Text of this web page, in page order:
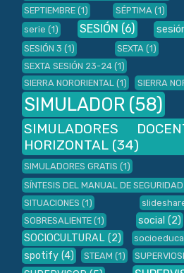
SEPTIEMBRE (1) SÉPTIMA (1)
serie (1) SESIÓN (6)
SESIÓN 3 (1) SEXTA (1)
SEXTA SESIÓN 23-24 (1)
SIERRA NORORIENTAL (1) SIERRA
SIMULADOR (58)
SIMULADORES
HORIZONTAL (34)
SIMULADORES GRATIS (1)
SÍNTESIS DEL MANUAL DE SEGURIDAD
SITUACIONES (1)
SOBRESALIENTE (1) social (2)
SOCIOCULTURAL (2)
spotify (4) STEAM (1)